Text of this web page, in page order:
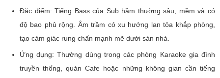
Đặc điểm: Tiếng Bass của Sub hầm thường sâu, mềm và có
độ bao phủ rộng. Âm trầm có xu hướng lan tỏa khắp phòng,
tạo cảm giác rung chấn mạnh mẽ dưới sàn nhà.
Ứng dụng: Thường dùng trong các phòng Karaoke gia đình
truyền thống, quán Cafe hoặc những không gian cần tiếng